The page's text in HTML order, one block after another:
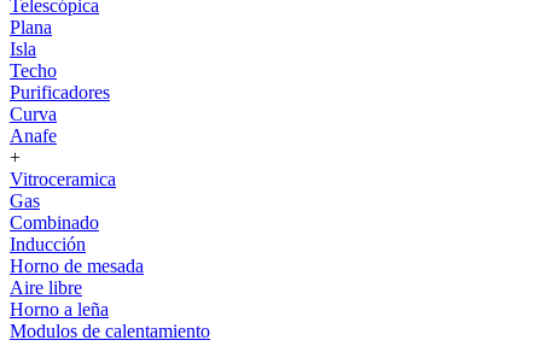
Telescópica
Plana
Isla
Techo
Purificadores
Curva
Anafe
+
Vitroceramica
Gas
Combinado
Inducción
Horno de mesada
Aire libre
Horno a leña
Modulos de calentamiento